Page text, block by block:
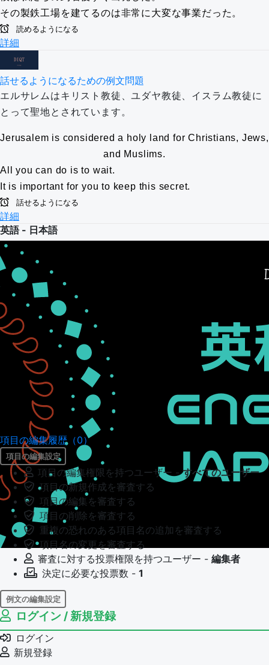
その製鉄工場を建てるのは非常に大変な事業だった。
読めるようになる
詳細
話せるようになるための例文問題
エルサレムはキリスト教徒、ユダヤ教徒、イスラム教徒に
とって聖地とされています。
Jerusalem is considered a holy land for Christians, Jews,
and Muslims.
All you can do is to wait.
It is important for you to keep this secret.
話せるようになる
詳細
英語 - 日本語
項目の編集履歴（0）
項目の編集設定
項目の編集権限を持つユーザー -すべてのユーザー
項目の新規作成を審査する
項目の編集を審査する
項目の削除を審査する
重複の恐れのある項目名の追加を審査する
項目名の変更を審査する
審査に対する投票権限を持つユーザー - 編集者
決定に必要な投票数 - 1
例文の編集設定
例文の編集権限を持つユーザー -
例文の編集を審査する
例文の削除を審査する
審査に対する投票権限を持つユーザー -
ログイン / 新規登録
ログイン
新規登録